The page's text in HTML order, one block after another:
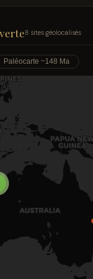
8 sites géolocalisés
Paléocarte ~148 Ma